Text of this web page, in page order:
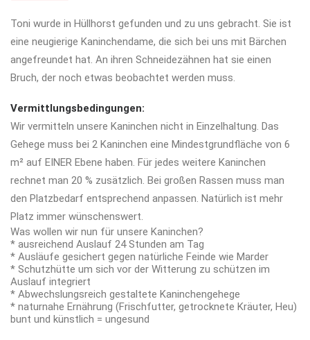
Toni wurde in Hüllhorst gefunden und zu uns gebracht. Sie ist
eine neugierige Kaninchendame, die sich bei uns mit Bärchen
angefreundet hat. An ihren Schneidezähnen hat sie einen
Bruch, der noch etwas beobachtet werden muss.
Vermittlungsbedingungen:
Wir vermitteln unsere Kaninchen nicht in Einzelhaltung. Das
Gehege muss bei 2 Kaninchen eine Mindestgrundfläche von 6
m² auf EINER Ebene haben. Für jedes weitere Kaninchen
rechnet man 20 % zusätzlich. Bei großen Rassen muss man
den Platzbedarf entsprechend anpassen. Natürlich ist mehr
Platz immer wünschenswert.
Was wollen wir nun für unsere Kaninchen?
* ausreichend Auslauf 24 Stunden am Tag
* Ausläufe gesichert gegen natürliche Feinde wie Marder
* Schutzhütte um sich vor der Witterung zu schützen im
Auslauf integriert
* Abwechslungsreich gestaltete Kaninchengehege
* naturnahe Ernährung (Frischfutter, getrocknete Kräuter, Heu)
bunt und künstlich = ungesund